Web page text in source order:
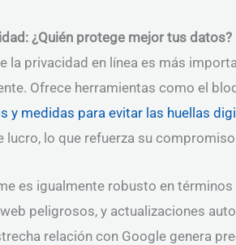
¿Quién protege mejor tus datos?
la privacidad en línea es más
Ofrece herramientas como el
y medidas para evitar las huellas
lucro, lo que refuerza su
es igualmente robusto en
peligrosos, y actualizaciones
relación con Google genera